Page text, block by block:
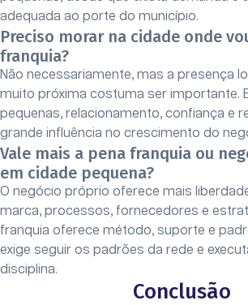
adequada ao porte do município.
Preciso morar na cidade onde
franquia?
Não necessariamente, mas a presença
muito próxima costuma ser importante.
pequenas, relacionamento, confiança e
grande influência no crescimento do
Vale mais a pena franquia ou
em cidade pequena?
O negócio próprio oferece mais
marca, processos, fornecedores e
franquia oferece método, suporte e
exige seguir os padrões da rede e
disciplina.
Conclusão